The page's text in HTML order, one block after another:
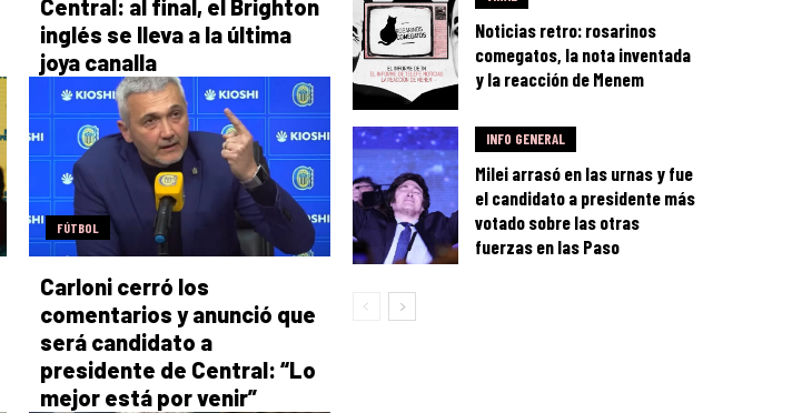
Central: al final, el Brighton
inglés se lleva a la última
joya canalla
FÚTBOL
Carloni cerró los
comentarios y anunció que
será candidato a
presidente de Central: “Lo
mejor está por venir”
Noticias retro: rosarinos
comegatos, la nota inventada
y la reacción de Menem
INFO GENERAL
Milei arrasó en las urnas y fue
el candidato a presidente más
votado sobre las otras
fuerzas en las Paso